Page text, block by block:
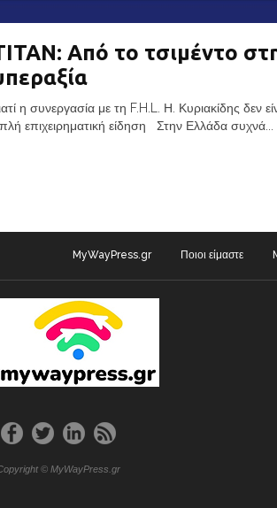
Από το τσιμέντο
η συνεργασία με τη F.H.L. Η. Κυριακίδης δεν
επιχειρηματική είδηση Στην Ελλάδα συχνά...
MyWayPress.gr Ποιοι είμαστε
© MyWayPress.gr